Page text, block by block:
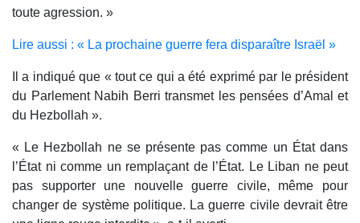
toute agression. »
Lire aussi : « La prochaine guerre fera disparaître Israël »
Il a indiqué que « tout ce qui a été exprimé par le président
du Parlement Nabih Berri transmet les pensées d’Amal et
du Hezbollah ».
« Le Hezbollah ne se présente pas comme un État dans
l’État ni comme un remplaçant de l’État. Le Liban ne peut
pas supporter une nouvelle guerre civile, même pour
changer de système politique. La guerre civile devrait être